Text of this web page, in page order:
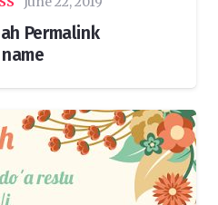
Permalink